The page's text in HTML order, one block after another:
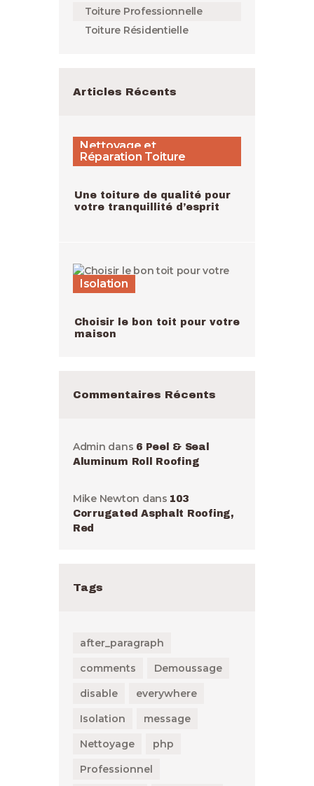
Toiture Professionnelle
Toiture Résidentielle
Articles Récents
Nettoyage et
Demoussage,
Rénovation Toiture,
Réparation Toiture
Une toiture de qualité pour
votre tranquillité d’esprit
Isolation
Choisir le bon toit pour votre
maison
Commentaires Récents
Admin dans 6 Peel & Seal
Aluminum Roll Roofing
Mike Newton dans 103
Corrugated Asphalt Roofing,
Red
Tags
after_paragraph
comments
Demoussage
disable
everywhere
Isolation
message
Nettoyage
php
Professionnel